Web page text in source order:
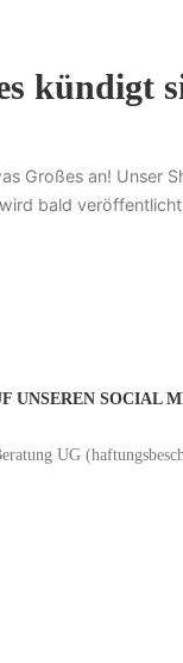
kündigt
Großes an! Unser
wird bald
UNSEREN SOCIAL
UG